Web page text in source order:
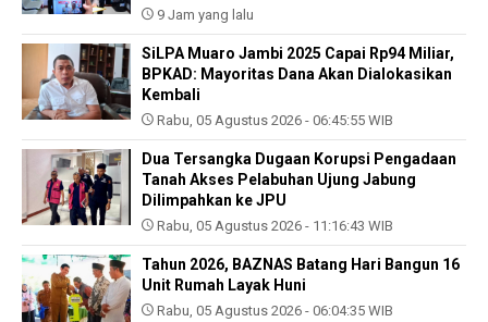
9 Jam yang lalu
SiLPA Muaro Jambi 2025 Capai Rp94 Miliar,
BPKAD: Mayoritas Dana Akan Dialokasikan
Kembali
Rabu, 05 Agustus 2026 - 06:45:55 WIB
Dua Tersangka Dugaan Korupsi Pengadaan
Tanah Akses Pelabuhan Ujung Jabung
Dilimpahkan ke JPU
Rabu, 05 Agustus 2026 - 11:16:43 WIB
Tahun 2026, BAZNAS Batang Hari Bangun 16
Unit Rumah Layak Huni
Rabu, 05 Agustus 2026 - 06:04:35 WIB